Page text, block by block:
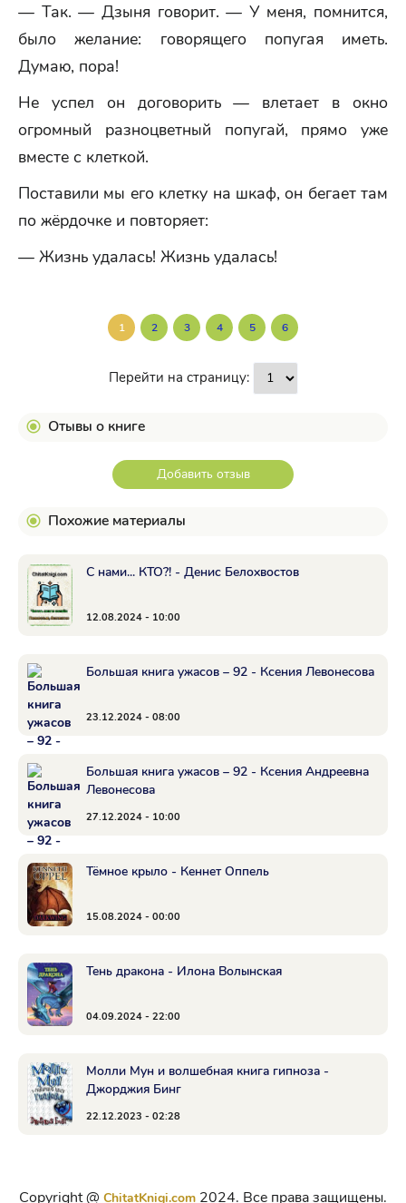
— Так. — Дзыня говорит. — У меня, помнится,
было желание: говорящего попугая иметь.
Думаю, пора!
Не успел он договорить — влетает в окно
огромный разноцветный попугай, прямо уже
вместе с клеткой.
Поставили мы его клетку на шкаф, он бегает там
по жёрдочке и повторяет:
— Жизнь удалась! Жизнь удалась!
1 2 3 4 5 6
Перейти на страницу:
Отывы о книге
Добавить отзыв
Похожие материалы
С нами... КТО?! - Денис Белохвостов
12.08.2024 - 10:00
Большая книга ужасов – 92 - Ксения Левонесова
23.12.2024 - 08:00
Большая книга ужасов – 92 - Ксения Андреевна
Левонесова
27.12.2024 - 10:00
Тёмное крыло - Кеннет Оппель
15.08.2024 - 00:00
Тень дракона - Илона Волынская
04.09.2024 - 22:00
Молли Мун и волшебная книга гипноза -
Джорджия Бинг
22.12.2023 - 02:28
Copyright @ ChitatKnigi.com 2024. Все права защищены.